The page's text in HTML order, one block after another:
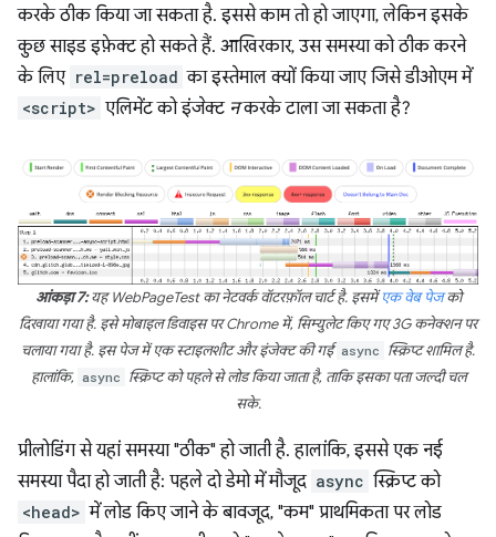
करके ठीक किया जा सकता है. इससे काम तो हो जाएगा, लेकिन इसके
कुछ साइड इफ़ेक्ट हो सकते हैं. आखिरकार, उस समस्या को ठीक करने
के लिए rel=preload का इस्तेमाल क्यों किया जाए जिसे डीओएम में
<script> एलिमेंट को इंजेक्ट नकरके टाला जा सकता है?
आंकड़ा 7:यह WebPageTest का नेटवर्क वॉटरफ़ॉल चार्ट है. इसमेंएक वेब पेजको
दिखाया गया है. इसे मोबाइल डिवाइस पर Chrome में, सिम्युलेट किए गए 3G कनेक्शन पर
चलाया गया है. इस पेज में एक स्टाइलशीट और इंजेक्ट की गई async स्क्रिप्ट शामिल है.
हालांकि, async स्क्रिप्ट को पहले से लोड किया जाता है, ताकि इसका पता जल्दी चल
सके.
प्रीलोडिंग से यहां समस्या "ठीक" हो जाती है. हालांकि, इससे एक नई
समस्या पैदा हो जाती है: पहले दो डेमो में मौजूद async स्क्रिप्ट को
<head> में लोड किए जाने के बावजूद, "कम" प्राथमिकता पर लोड